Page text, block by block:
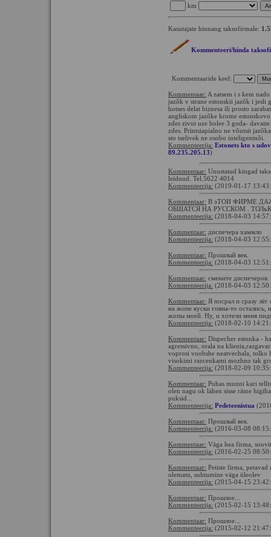
km
Kasutajate hinnang taksofirmale:
Kommenteeri/hinda
Kommentaaride keel:
Kommentaar: A zatsem i s kem
jazõk v strane estonskii jazõk i jesli
hotses delat biznesa ili prosto
angliskom jazõke krome
zdes zivut uze bolee 3 goda-
zdes. Printsiapialno ne võutsit
sto tselivek ne osobo inteligentnõi.
Kommenteerija: Estonets kto s
89.235.205.13)
Kommentaar: Unustatud kingad
leidnud. Tel.5622 4014
Kommenteerija: (2019-01-17
Kommentaar: В эТОИ ФИРМЕ
ОБШАТСЯ НА РУССКОМ .
Kommenteerija: (2018-04-03
Kommentaar: диспечера хаммло
Kommenteerija: (2018-04-03
Kommentaar: Прошлый век.
Kommenteerija: (2018-04-03
Kommentaar: смените
Kommenteerija: (2018-04-03
Kommentaar: Я посрал и сразу
на жопе куски говна-то остались,
жопы моей. Ну, и хотели меня
Kommenteerija: (2018-02-10
Kommentaar: Dispecher estonka -
agressivno, orala na
voprosi voobshe neatvechala,
visokimi razcenkami mozhno tak
Kommenteerija: (2018-02-09
Kommentaar: Puhas munni kari
olen nagu ok lähen sisse räme
puksid...
Kommenteerija: Pedeteenistua
Kommentaar: Прошлый век.
Kommenteerija: (2016-03-08
Kommentaar: Väga hea firma,
Kommenteerija: (2016-02-25
Kommentaar: Petiste firma,
olematu, suhtumine väga üleolev
Kommenteerija: (2015-04-15
Kommentaar: Прошлое...
Kommenteerija: (2015-02-15
Kommentaar: Прошлое...
Kommenteerija: (2015-02-12